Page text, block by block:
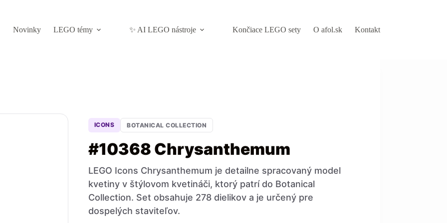
Novinky
LEGO témy ✨ AI LEGO nástroje Končiace LEGO sety O afol.sk Kontakt
ICONS BOTANICAL COLLECTION
#10368 Chrysanthemum
LEGO Icons Chrysanthemum je detailne spracovaný model
kvetiny v štýlovom kvetináči, ktorý patrí do Botanical
Collection. Set obsahuje 278 dielikov a je určený pre
dospelých staviteľov.